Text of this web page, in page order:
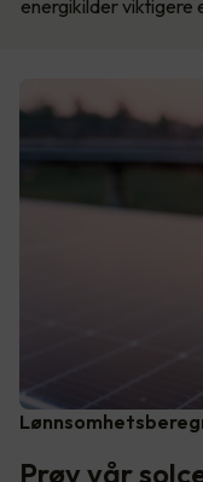
energikilder viktigere
Prøv vår